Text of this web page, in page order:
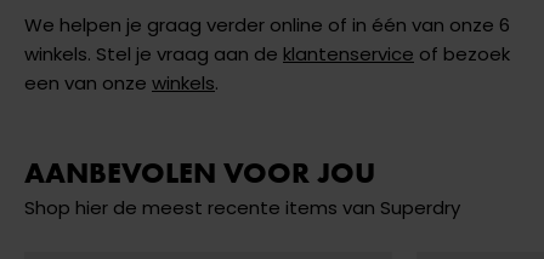
We helpen je graag verder online of in één van onze 6
winkels. Stel je vraag aan de klantenservice of bezoek
een van onze winkels.
AANBEVOLEN VOOR JOU
Shop hier de meest recente items van Superdry